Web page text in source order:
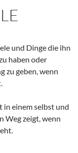
und Dinge die ihn
haben oder
zu geben, wenn
in einem selbst und
Weg zeigt, wenn